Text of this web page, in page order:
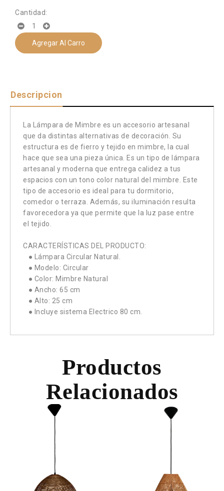
Cantidad:
Agregar Al Carro
Descripcion
La Lámpara de Mimbre es un accesorio artesanal
que da distintas alternativas de decoración. Su
estructura es de fierro y tejido en mimbre, la cual
hace que sea una pieza única. Es un tipo de lámpara
artesanal y moderna que entrega calidez a tus
espacios con un tono color natural del mimbre. Este
tipo de accesorio es ideal para tu dormitorio,
comedor o terraza. Además, su iluminación resulta
favorecedora ya que permite que la luz pase entre
el tejido.
CARACTERÍSTICAS DEL PRODUCTO:
● Lámpara Circular Natural.
● Modelo: Circular
● Color: Mimbre Natural
● Ancho: 65 cm
● Alto: 25 cm
● Incluye sistema Electrico 80 cm.
Productos
Relacionados